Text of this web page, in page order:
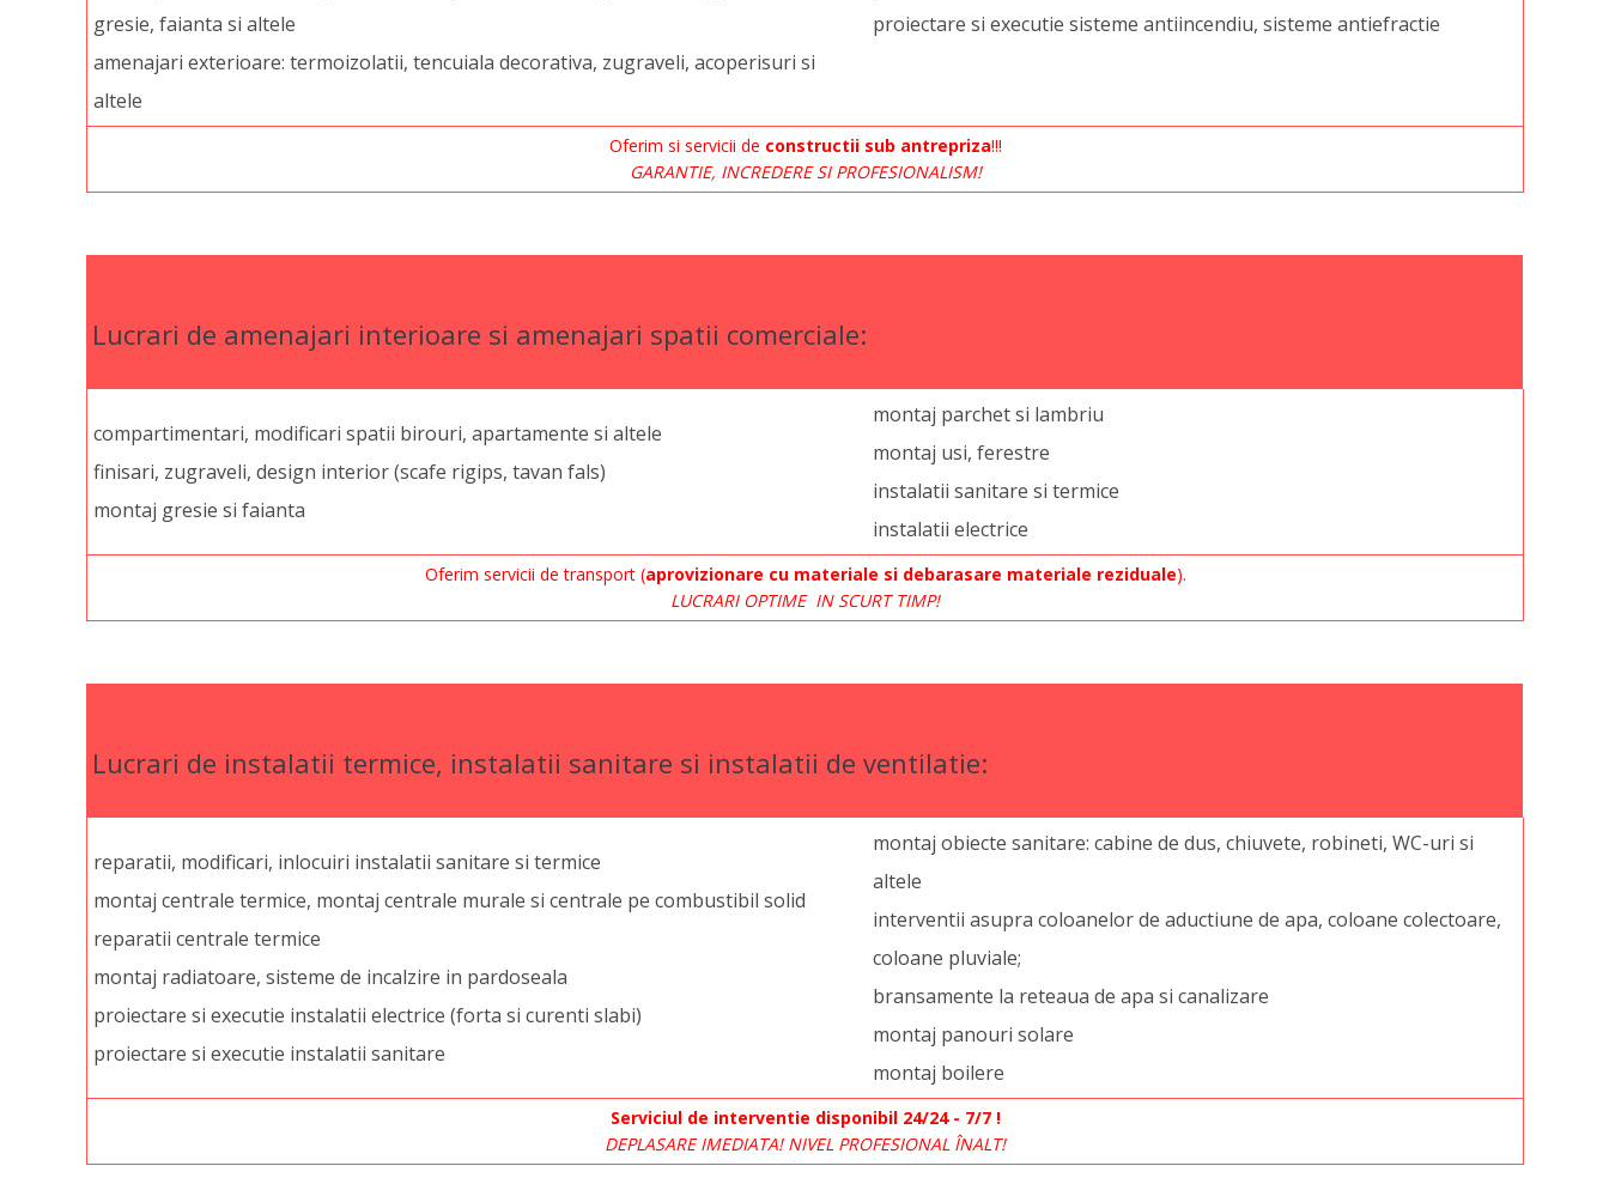
gresie, faianta si altele
amenajari exterioare: termoizolatii, tencuiala decorativa, zugraveli, acoperisuri si
altele
proiectare si executie sisteme antiincendiu, sisteme antiefractie
Oferim si servicii de constructii sub antrepriza!!!
GARANTIE, INCREDERE SI PROFESIONALISM!
Lucrari de amenajari interioare si amenajari spatii comerciale:
compartimentari, modificari spatii birouri, apartamente si altele
finisari, zugraveli, design interior (scafe rigips, tavan fals)
montaj gresie si faianta
montaj parchet si lambriu
montaj usi, ferestre
instalatii sanitare si termice
instalatii electrice
Oferim servicii de transport (aprovizionare cu materiale si debarasare materiale reziduale).
LUCRARI OPTIME IN SCURT TIMP!
Lucrari de instalatii termice, instalatii sanitare si instalatii de ventilatie:
reparatii, modificari, inlocuiri instalatii sanitare si termice
montaj centrale termice, montaj centrale murale si centrale pe combustibil solid
reparatii centrale termice
montaj radiatoare, sisteme de incalzire in pardoseala
proiectare si executie instalatii electrice (forta si curenti slabi)
proiectare si executie instalatii sanitare
montaj obiecte sanitare: cabine de dus, chiuvete, robineti, WC-uri si
altele
interventii asupra coloanelor de aductiune de apa, coloane colectoare,
coloane pluviale;
bransamente la reteaua de apa si canalizare
montaj panouri solare
montaj boilere
Serviciul de interventie disponibil 24/24 - 7/7 !
DEPLASARE IMEDIATA! NIVEL PROFESIONAL ÎNALT!